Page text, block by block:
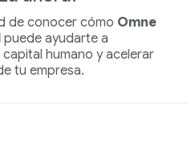
de conocer cómo Omne
puede ayudarte a
humano y acelerar
tu empresa.